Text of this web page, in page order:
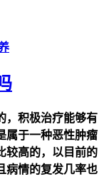
，积极治疗能够有
属于一种恶性肿瘤
较高的，以目前的
病情的复发几率也